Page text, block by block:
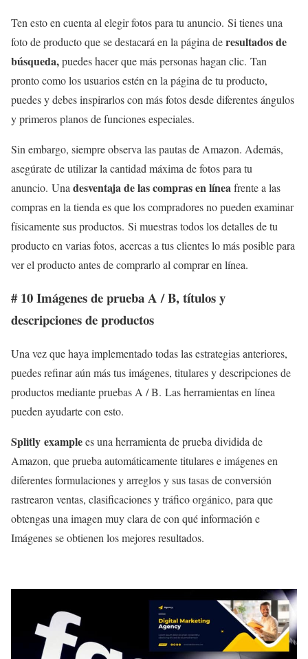
Ten esto en cuenta al elegir fotos para tu anuncio. Si tienes una
foto de producto que se destacará en la página deresultados de
búsqueda,puedes hacer que más personas hagan clic. Tan
pronto como los usuarios estén en la página de tu producto,
puedes y debes inspirarlos con más fotos desde diferentes ángulos
y primeros planos de funciones especiales.
Sin embargo, siempre observa las pautas de Amazon. Además,
asegúrate de utilizar la cantidad máxima de fotos para tu
anuncio. Una desventaja de las compras en línea frente a las
compras en la tienda es que los compradores no pueden examinar
físicamente sus productos. Si muestras todos los detalles de tu
producto en varias fotos, acercas a tus clientes lo más posible para
ver el producto antes de comprarlo al comprar en línea.
# 10 Imágenes de prueba A / B, títulos y
descripciones de productos
Una vez que haya implementado todas las estrategias anteriores,
puedes refinar aún más tus imágenes, titulares y descripciones de
productos mediante pruebas A / B. Las herramientas en línea
pueden ayudarte con esto.
Splitly examplees una herramienta de prueba dividida de
Amazon, que prueba automáticamente titulares e imágenes en
diferentes formulaciones y arreglos y sus tasas de conversión
rastrearon ventas, clasificaciones y tráfico orgánico, para que
obtengas una imagen muy clara de con qué información e
Imágenes se obtienen los mejores resultados.